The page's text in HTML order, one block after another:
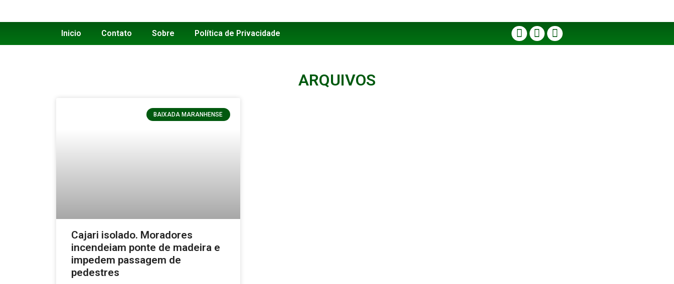
Inicio Contato Sobre Política de Privacidade
ARQUIVOS
BAIXADA MARANHENSE
Cajari isolado. Moradores
incendeiam ponte de madeira e
impedem passagem de
pedestres